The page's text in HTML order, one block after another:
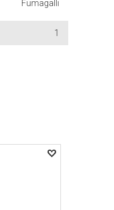
Fumagalli
1